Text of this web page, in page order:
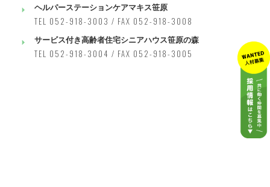
ヘルパーステーションケアマキス笹原
TEL 052-918-3003 / FAX 052-918-3008
サービス付き高齢者住宅シニアハウス笹原の森
TEL 052-918-3004 / FAX 052-918-3005